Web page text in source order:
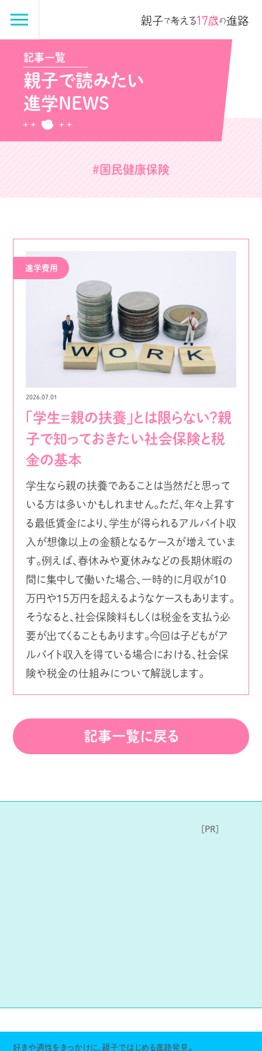
記事一覧
親子で読みたい
進学NEWS
#国民健康保険
進学費用
2026.07.01
「学生＝親の扶養」とは限らない？親
子で知っておきたい社会保険と税
金の基本
学生なら親の扶養であることは当然だと思って
いる方は多いかもしれません。ただ、年々上昇す
る最低賃金により、学生が得られるアルバイト収
入が想像以上の金額となるケースが増えていま
す。例えば、春休みや夏休みなどの長期休暇の
間に集中して働いた場合、一時的に月収が10
万円や１５万円を超えるようなケースもあります。
そうなると、社会保険料もしくは税金を支払う必
要が出てくることもあります。今回は子どもがア
ルバイト収入を得ている場合における、社会保
険や税金の仕組みについて解説します。
記事一覧に戻る
好きや適性をきっかけに、親子ではじめる進路発見。